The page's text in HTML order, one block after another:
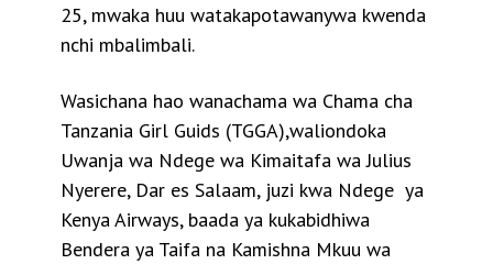
25, mwaka huu watakapotawanywa kwenda
nchi mbalimbali.
Wasichana hao wanachama wa Chama cha
Tanzania Girl Guids (TGGA),waliondoka
Uwanja wa Ndege wa Kimaitafa wa Julius
Nyerere, Dar es Salaam, juzi kwa Ndege ya
Kenya Airways, baada ya kukabidhiwa
Bendera ya Taifa na Kamishna Mkuu wa